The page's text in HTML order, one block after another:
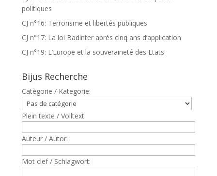
politiques
CJ n°16: Terrorisme et libertés publiques
CJ n°17: La loi Badinter après cinq ans d’application
CJ n°19: L’Europe et la souveraineté des Etats
Bijus Recherche
Catègorie / Kategorie:
Plein texte / Volltext:
Auteur / Autor:
Mot clef / Schlagwort: